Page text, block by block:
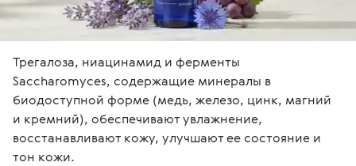
Трегалоза, ниацинамид и ферменты
Saccharomyces, содержащие минералы в
биодоступной форме (медь, железо, цинк, магний
и кремний), обеспечивают увлажнение,
восстанавливают кожу, улучшают ее состояние и
тон кожи.